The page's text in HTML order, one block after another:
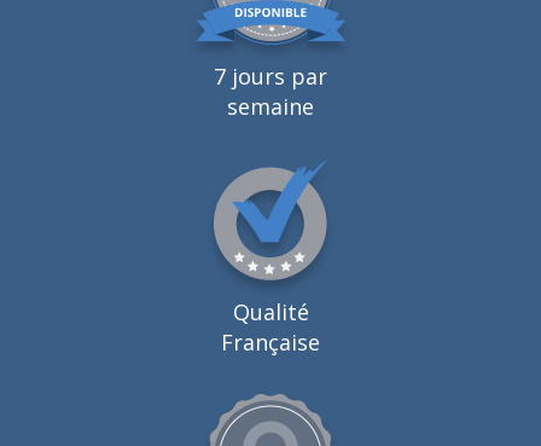
7 jours par
semaine
Qualité
Française